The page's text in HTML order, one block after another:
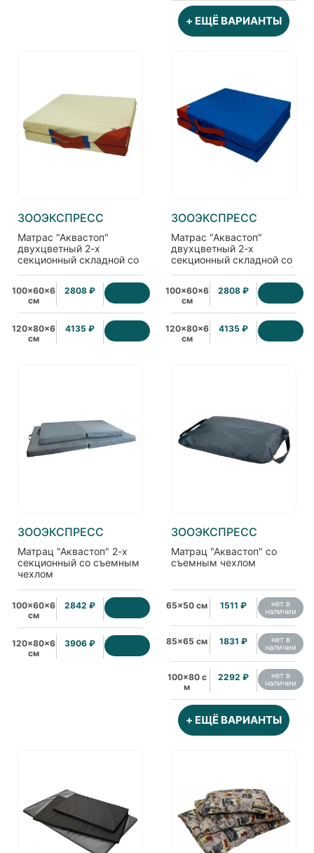
+ ЕЩЁ ВАРИАНТЫ
ЗООЭКСПРЕСС
Матрас "Аквастоп"
двухцветный 2-х
секционный складной со
бежевый/красный
(763212)
100x60x6
см
2808 ₽
120x80x6
см
4135 ₽
ЗООЭКСПРЕСС
Матрас "Аквастоп"
двухцветный 2-х
секционный складной со
съемным чехлом, синий/
красный (763211)
100x60x6
см
2808 ₽
120x80x6
см
4135 ₽
ЗООЭКСПРЕСС
Матрац "Аквастоп" 2-х
секционный со съемным
чехлом
100x60x6
см
2842 ₽
120x80x6
см
3906 ₽
ЗООЭКСПРЕСС
Матрац "Аквастоп" со
съемным чехлом
65x50 см 1511 ₽ нет в
наличии
85x65 см 1831 ₽ нет в
наличии
100x80 с
м
2292 ₽ нет в
наличии
+ ЕЩЁ ВАРИАНТЫ